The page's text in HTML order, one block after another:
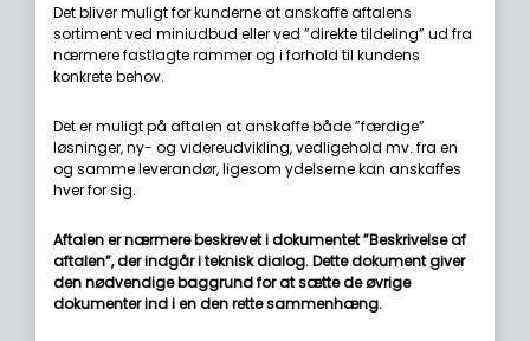
Det bliver muligt for kunderne at anskaffe aftalens
sortiment ved miniudbud eller ved ”direkte tildeling” ud fra
nærmere fastlagte rammer og i forhold til kundens
konkrete behov.
Det er muligt på aftalen at anskaffe både ”færdige”
løsninger, ny- og videreudvikling, vedligehold mv. fra en
og samme leverandør, ligesom ydelserne kan anskaffes
hver for sig.
Aftalen er nærmere beskrevet i dokumentet ”Beskrivelse af
aftalen”, der indgår i teknisk dialog. Dette dokument giver
den nødvendige baggrund for at sætte de øvrige
dokumenter ind i en den rette sammenhæng.